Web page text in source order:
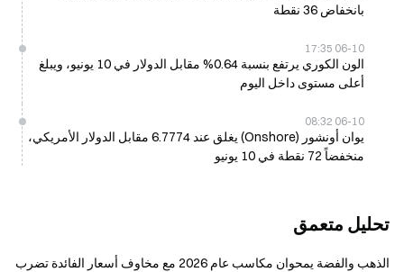
بانخفاض 36 نقطة
06-10 17:35
الون الكوري يرتفع بنسبة 0.64% مقابل الدولار في 10 يونيو، ويبلغ
أعلى مستوى داخل اليوم
06-10 08:32
يوان أونشور (Onshore) يغلق عند 6.7774 مقابل الدولار الأمريكي،
منخفضاً 72 نقطة في 10 يونيو
تحليل متعمق
الذهب والفضة يمحوان مكاسب عام 2026 مع مخاوف أسعار الفائدة تضرب